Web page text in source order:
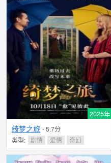
2025年
绮梦之旅 - 5.7分
类型: 剧情 爱情 奇幻